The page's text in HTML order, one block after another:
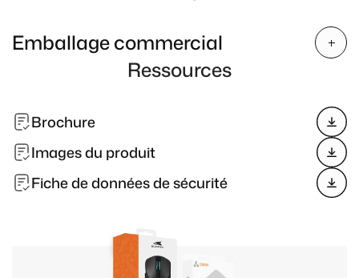
Emballage commercial
Ressources
Brochure
Images du produit
Fiche de données de sécurité